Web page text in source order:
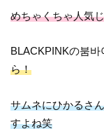
めちゃくちゃ人気
BLACKPINKの붐
ら！
サムネにひかるさ
すよね笑